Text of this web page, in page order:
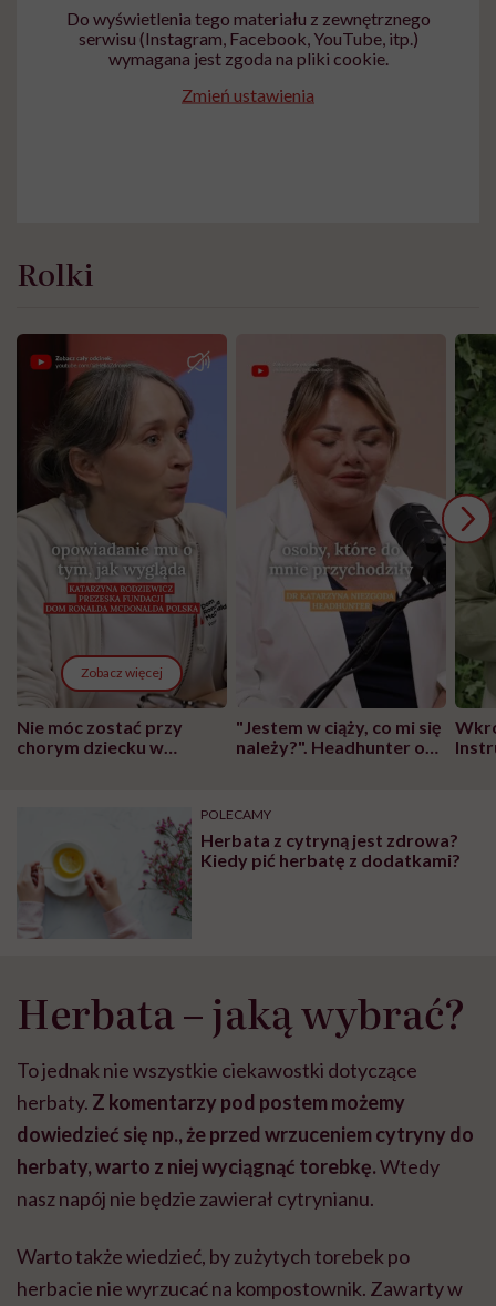
Do wyświetlenia tego materiału z zewnętrznego
serwisu (Instagram, Facebook, YouTube, itp.)
wymagana jest zgoda na pliki cookie.
Zmień ustawienia
Rolki
Zobacz więcej
Nie móc zostać przy
chorym dziecku w
wyobraźni"
"Jestem w ciąży, co mi się
należy?". Headhunter o
pracy
POLECAMY
Herbata z cytryną jest zdrowa?
Kiedy pić herbatę z dodatkami?
Herbata – jaką wybrać?
To jednak nie wszystkie ciekawostki dotyczące
herbaty. Z komentarzy pod postem możemy
dowiedzieć się np., że przed wrzuceniem cytryny do
herbaty, warto z niej wyciągnąć torebkę.Wtedy
nasz napój nie będzie zawierał cytrynianu.
Warto także wiedzieć, by zużytych torebek po
herbacie nie wyrzucać na kompostownik. Zawarty w